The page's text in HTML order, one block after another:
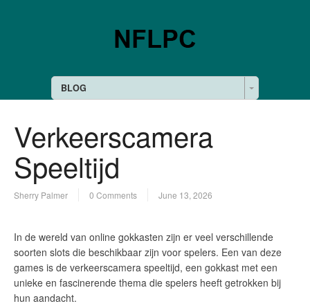
BLOG
Verkeerscamera
Speeltijd
Sherry Palmer 0 Comments June 13, 2026
In de wereld van online gokkasten zijn er veel verschillende
soorten slots die beschikbaar zijn voor spelers. Een van deze
games is de verkeerscamera speeltijd, een gokkast met een
unieke en fascinerende thema die spelers heeft getrokken bij
hun aandacht.